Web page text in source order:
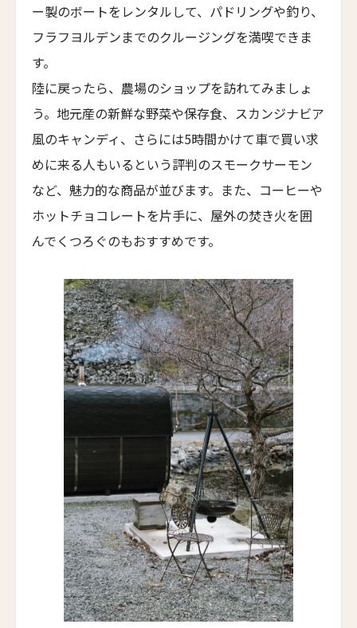
タル・ヴィラズ・レヴィータ
Taru Villas Levita
ロンティン・ヴィンヤード・ホテル
Longting Vineyard Hotel
ロン・リトリート&スパ
Lon Retreat and Spa
バーレ・リゾート・ゴア
Baale Resort Goa
ベルタム・ウェルネス スパ＆ヴィラズ
Bertam Wellness Spa and Villas
Five Spring Resort The Shirahama
ヨンチ・ホテル・シアン
Younch Hotel Xi'an
ホテル長楽館
Hotel Chourakukan
Fauchon L’Hotel Kyoto
ホテル・エクラ・北京
Hotel Éclat Beijing
イントゥ・ホテル・チビ
INTO Hotel Chibi
カイプー・オン・ザ・リーフ
Kaipuu on the Reef
ザ・ドーン・ラグジュアリーホテル
ー製のボートをレンタルして、パドリングや釣り、
フラフヨルデンまでのクルージングを満喫できま
す。
陸に戻ったら、農場のショップを訪れてみましょ
う。地元産の新鮮な野菜や保存食、スカンジナビア
風のキャンディ、さらには5時間かけて車で買い求
めに来る人もいるという評判のスモークサーモン
など、魅力的な商品が並びます。また、コーヒーや
ホットチョコレートを片手に、屋外の焚き火を囲
んでくつろぐのもおすすめです。
ニュースレター登録
名前（ローマ字）*
First Last
名前 （漢字）
送信
閉じる